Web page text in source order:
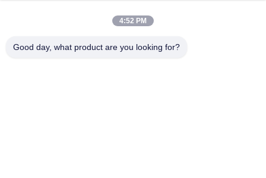
4:52 PM
Good day, what product are you looking for?